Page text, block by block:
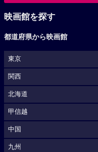
映画館を探す
都道府県から映画館
東京
関西
北海道
甲信越
中国
九州